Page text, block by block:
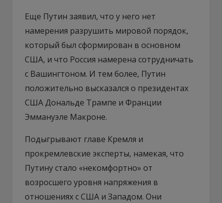
Еще Путин заявил, что у него нет
намерения разрушить мировой порядок,
который был сформирован в основном
США, и что Россия намерена сотрудничать
с Вашингтоном. И тем более, Путин
положительно высказался о президентах
США Дональде Трампе и Франции
Эммануэле Макроне.
Подыгрывают главе Кремля и
прокремлевские эксперты, намекая, что
Путину стало «некомфортно» от
возросшего уровня напряжения в
отношениях с США и Западом. Они